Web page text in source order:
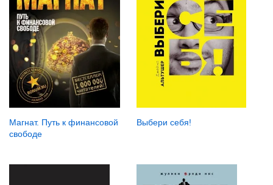
Магнат. Путь к финансовой
свободе
Выбери себя!